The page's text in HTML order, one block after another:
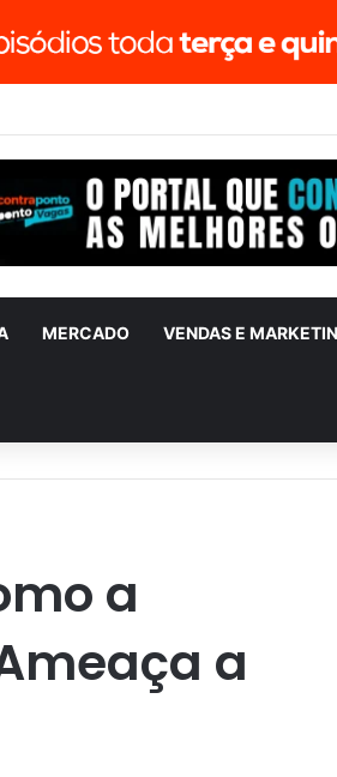
MERCADO VENDAS E
a
a